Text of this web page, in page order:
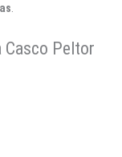
.
Casco Peltor